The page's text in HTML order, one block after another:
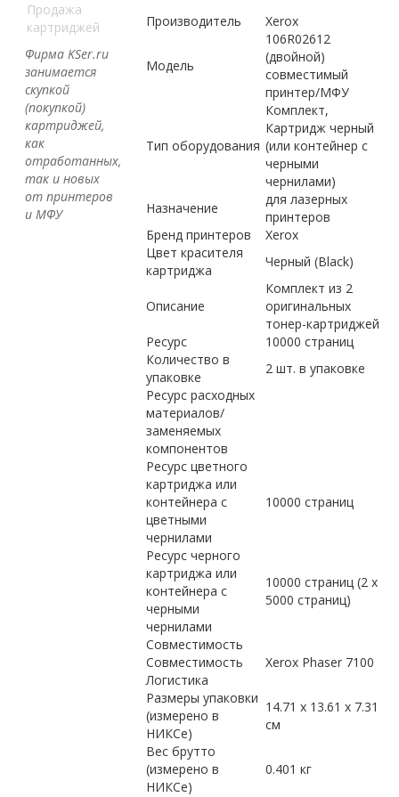
Продажа
картриджей
Фирма KSer.ru
занимается
скупкой
(покупкой)
картриджей,
как
отработанных,
так и новых
от принтеров
и МФУ
Производитель Xerox
Модель
106R02612
(двойной)
совместимый
принтер/МФУ
Тип оборудования
Комплект,
Картридж черный
(или контейнер с
черными
чернилами)
Назначение
для лазерных
принтеров
Бренд принтеров
Xerox
Цвет красителя
картриджа
Черный (Black)
Описание
Комплект из 2
оригинальных
тонер-картриджей
Ресурс
10000 страниц
Количество в
упаковке
2 шт. в упаковке
Ресурс расходных
материалов/
заменяемых
компонентов
Ресурс цветного
картриджа или
контейнера с
цветными
чернилами
10000 страниц
Ресурс черного
картриджа или
контейнера с
черными
чернилами
10000 страниц (2 x
5000 страниц)
Совместимость
Совместимость
Xerox Phaser 7100
Логистика
Размеры упаковки
(измерено в
НИКСе)
14.71 x 13.61 x 7.31
см
Вес брутто
(измерено в
НИКСе)
0.401 кг